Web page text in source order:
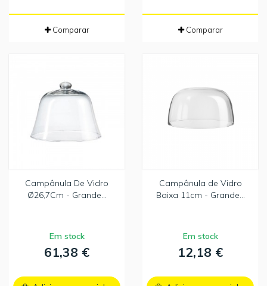
Comparar Comparar
Campânula De Vidro
Ø26,7Cm - Grande...
Em stock
61,38 €
Campânula de Vidro
Baixa 11cm - Grande...
Em stock
12,18 €